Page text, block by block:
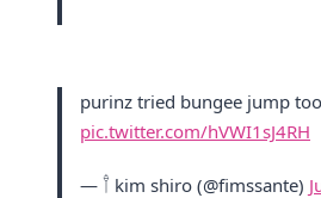
purinz tried bungee jump too
pic.twitter.com/hVWI1sJ4RH
— 𓍙 kim shiro (@fimssante)